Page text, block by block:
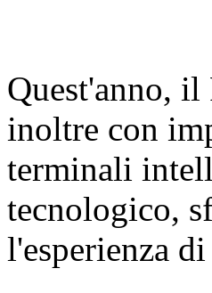
Quest'anno,
inoltre con
terminali
tecnologico,
l'esperienza